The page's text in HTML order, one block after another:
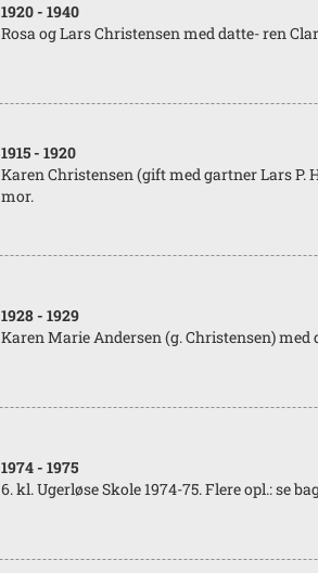
1920 - 1940
Rosa og Lars Christensen med datte- ren
1915 - 1920
Karen Christensen (gift med gartner Lars P.
mor.
1928 - 1929
Karen Marie Andersen (g. Christensen) med
1974 - 1975
6. kl. Ugerløse Skole 1974-75. Flere opl.: se